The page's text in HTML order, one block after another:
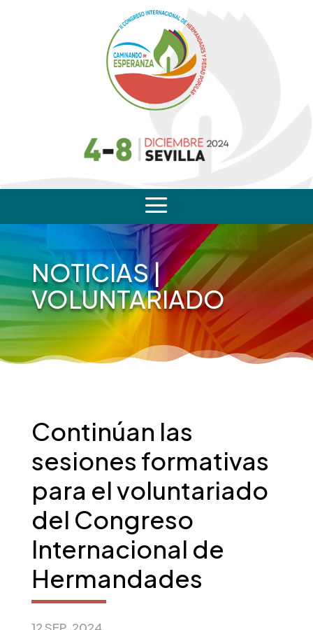
a
NOTICIAS|
VOLUNTARIADO
Continúan las
sesiones formativas
para el voluntariado
del Congreso
Internacional de
Hermandades